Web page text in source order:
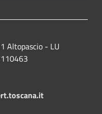
Altopascio - LU